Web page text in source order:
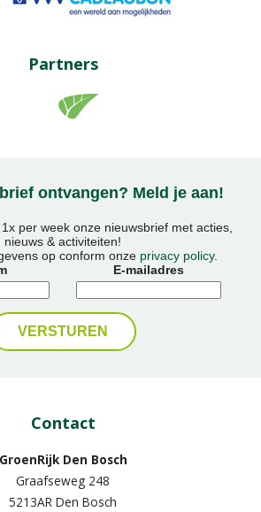
Partners
ontvangen? Meld je aan!
per week onze nieuwsbrief met acties,
nieuws & activiteiten!
op conform onze privacy policy.
E-mailadres
Contact
GroenRijk Den Bosch
Graafseweg 248
5213AR Den Bosch